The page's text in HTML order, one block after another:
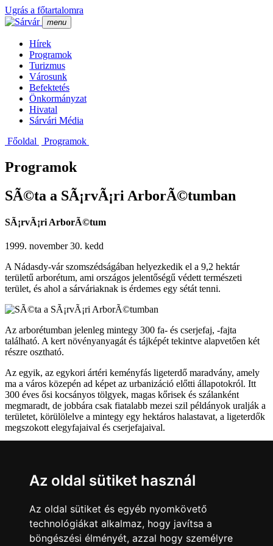
Az oldal sütiket használ
Az oldal sütiket és egyéb nyomkövető
technológiákat alkalmaz, hogy javítsa a
böngészési élményét, azzal hogy személyre
Ugrás a főtartalomra
menu
Hí­rek
Programok
Turizmus
Városunk
Befektetés
Önkormányzat
Hivatal
Sárvári Média
Főoldal
Programok
Programok
SÃ©ta a SÃ¡rvÃ¡ri ArborÃ©tumban
SÃ¡rvÃ¡ri ArborÃ©tum
1999. november 30. kedd
A Nádasdy-vár szomszédságában helyezkedik el a 9,2 hektár
területű arborétum, ami országos jelentőségű védett természeti
terület, és ahol a sárváriaknak is érdemes egy sétát tenni.
Az arborétumban jelenleg mintegy 300 fa- és cserjefaj, -fajta
található. A kert növényanyagát és tájképét tekintve alapvetően két
részre osztható.
Az egyik, az egykori ártéri keményfás ligeterdő maradvány, amely
ma a város közepén ad képet az urbanizáció előtti állapotokról. Itt
300 éves ősi kocsányos tölgyek, magas kőrisek és szálanként
megmaradt, de jobbára csak fiatalabb mezei szil példányok uralják a
területet, körülölelve a mintegy egy hektáros halastavat, a ligeterdők
megszokott elegyfajaival és cserjefajaival.
minden bizonnyal ezek az évszázados példányok képezik.
Sárváriaknak